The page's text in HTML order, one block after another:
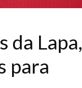
da Lapa,
para